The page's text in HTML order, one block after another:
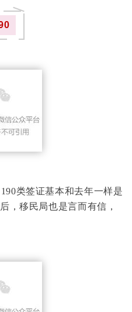
190类签证基本和去年一样是
，移民局也是言而有信，